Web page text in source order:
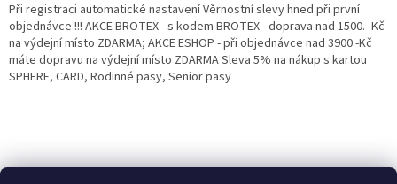
Při registraci automatické nastavení Věrnostní slevy hned při první
objednávce !!! AKCE BROTEX - s kodem BROTEX - doprava nad 1500.- Kč
na výdejní místo ZDARMA; AKCE ESHOP - při objednávce nad 3900.-Kč
máte dopravu na výdejní místo ZDARMA Sleva 5% na nákup s kartou
SPHERE, CARD, Rodinné pasy, Senior pasy